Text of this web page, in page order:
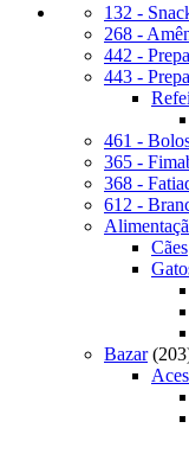
132 -
268 -
442 -
443 -
461 -
365 -
368 -
612 -
Cães
Bazar 203